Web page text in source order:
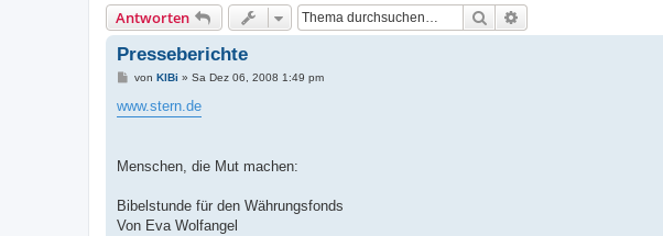
Antworten Suche
Presseberichte
B
i
t
von KlBi » Sa Dez 06, 2008 1:49 pm
www.stern.de
Menschen, die Mut machen:
Bibelstunde für den Währungsfonds
Von Eva Wolfangel